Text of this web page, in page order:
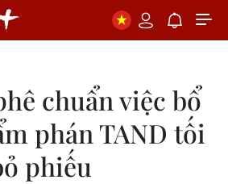
chuẩn việc bổ
phán TAND tối
phiếu